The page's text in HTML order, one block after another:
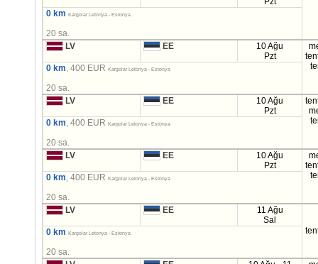
0 km Kargolar Letonya - Estonya
20 sa.
LV
EE
10 Ağu
Pzt
0 km, 400 EURKargolar Letonya - Estonya
20 sa.
LV
EE
10 Ağu
Pzt
0 km, 400 EURKargolar Letonya - Estonya
20 sa.
LV
EE
10 Ağu
Pzt
0 km, 400 EURKargolar Letonya - Estonya
20 sa.
LV
EE
11 Ağu
Sal
0 km Kargolar Letonya - Estonya
20 sa.